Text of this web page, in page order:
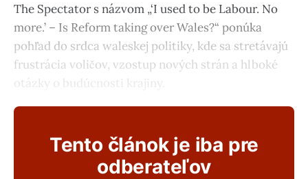
The Spectator s názvom „‘I used to be Labour. No
more.’ – Is Reform taking over Wales?“ ponúka
pohľad do srdca waleskej politiky, kde sa stretávajú
frustrácia voličov, vzostup nových strán a hlboké
otázky o budúcnosti krajiny.
Tento článok je iba pre
odberateľov